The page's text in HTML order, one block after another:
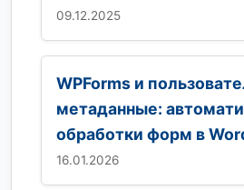
09.12.2025
WPForms и
метаданные:
обработки форм в
16.01.2026